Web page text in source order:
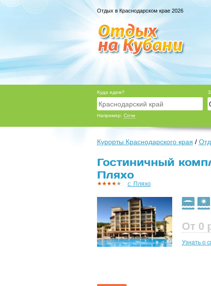
Отдых в Краснодарском крае 2026
Куда едем?
Например: Сочи
Курорты Краснодарского края /
Гостиничный
Пляхо
с. Пляхо
От 0
Узнать о